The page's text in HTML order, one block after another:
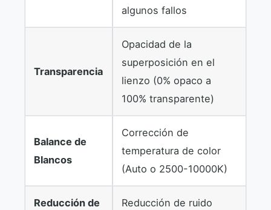
algunos fallos
Transparencia
Opacidad de la
superposición en el
lienzo (0% opaco a
100% transparente)
Balance de
Blancos
Corrección de
temperatura de color
(Auto o 2500-10000K)
Reducción de
Reducción de ruido